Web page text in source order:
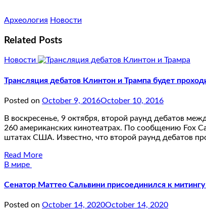
Археология Новости
Related Posts
Новости
Трансляция дебатов Клинтон и Трампа будет
Posted on October 9, 2016October 10, 2016
В воскресенье, 9 октября, второй раунд дебатов
260 американских кинотеатрах. По сообщению Fox
штатах США. Известно, что второй раунд дебатов
Read More
В мире
Сенатор Маттео Сальвини присоединился к
Posted on October 14, 2020October 14, 2020